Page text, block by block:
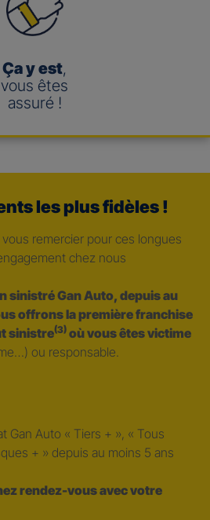
Ça y est,
vous êtes
assuré !
les plus fidèles !
remercier pour ces longues
chez nous
sinistré Gan Auto, depuis au
offrons la première franchise
sinistre(3) où vous êtes victime
ou responsable.
Gan Auto « Tiers + », « Tous
+ » depuis au moins 5 ans
rendez-vous avec votre